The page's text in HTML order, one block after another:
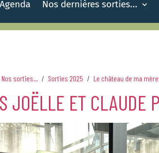
Agenda Nos dernières sorties...
Nos sorties... Sorties 2025 Le château de ma mère
JOËLLE ET CLAUDE